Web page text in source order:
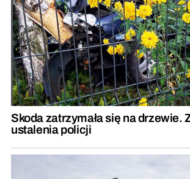
Skoda zatrzymała się na drzewie.
ustalenia policji